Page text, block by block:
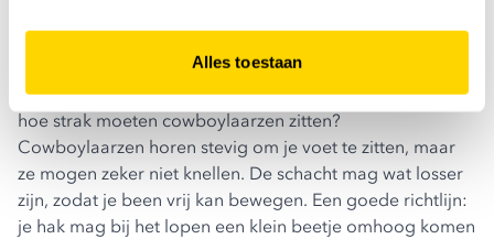
Alles toestaan
hoe strak moeten cowboylaarzen zitten?
Cowboylaarzen horen stevig om je voet te zitten, maar
ze mogen zeker niet knellen. De schacht mag wat losser
zijn, zodat je been vrij kan bewegen. Een goede richtlijn:
je hak mag bij het lopen een klein beetje omhoog komen